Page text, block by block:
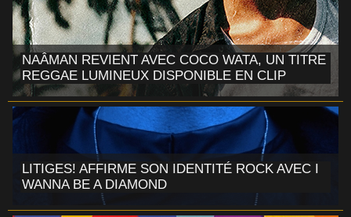
NAÂMAN REVIENT AVEC COCO WATA, UN TITRE
REGGAE LUMINEUX DISPONIBLE EN CLIP
LITIGES! AFFIRME SON IDENTITÉ ROCK AVEC I
WANNA BE A DIAMOND